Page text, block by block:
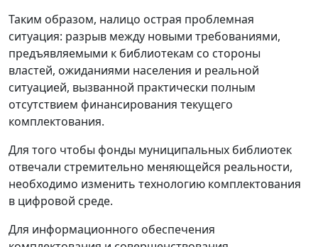
Таким образом, налицо острая проблемная
ситуация: разрыв между новыми требованиями,
предъявляемыми к библиотекам со стороны
властей, ожиданиями населения и реальной
ситуацией, вызванной практически полным
отсутствием финансирования текущего
комплектования.
Для того чтобы фонды муниципальных библиотек
отвечали стремительно меняющейся реальности,
необходимо изменить технологию комплектования
в цифровой среде.
Для информационного обеспечения